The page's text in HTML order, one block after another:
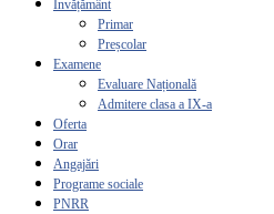
Învățământ
Primar
Preșcolar
Examene
Evaluare Națională
Admitere clasa a IX-a
Oferta
Orar
Angajări
Programe sociale
PNRR